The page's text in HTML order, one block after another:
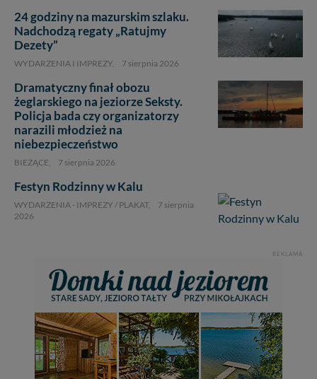
24 godziny na mazurskim szlaku.
Nadchodzą regaty „Ratujmy
Dezety”
WYDARZENIA I IMPREZY, 7 sierpnia 2026
Dramatyczny finał obozu
żeglarskiego na jeziorze Seksty.
Policja bada czy organizatorzy
narazili młodzież na
niebezpieczeństwo
BIEŻĄCE, 7 sierpnia 2026
2
Festyn Rodzinny w Kalu
WYDARZENIA - IMPREZY / PLAKAT,
7 sierpnia
2026
REKLAMA